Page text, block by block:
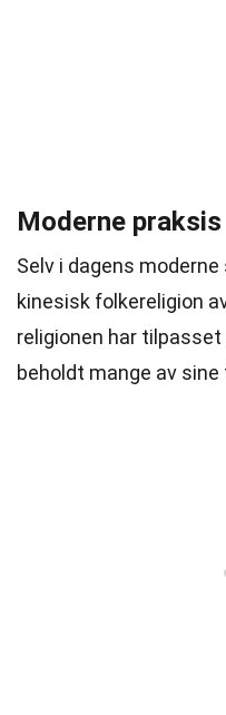
Moderne praksis
Selv i dagens
kinesisk folkereligion
religionen har
beholdt mange av